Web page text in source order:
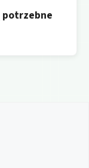
potrzebne